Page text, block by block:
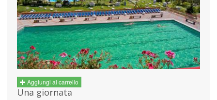
Aggiungi al carrello
Una giornata